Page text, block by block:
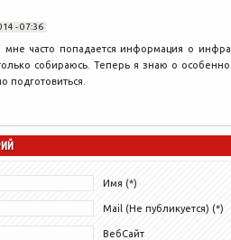
- 07:36
часто попадается информация о
собираюсь. Теперь я знаю о
подготовиться.
Имя (*)
Mail (Не публикуется) (*)
ВебСайт